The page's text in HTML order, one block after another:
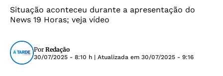
Situação aconteceu durante a apresentação do
News 19 Horas; veja vídeo
Por Redação
30/07/2025 - 8:10 h | Atualizada em 30/07/2025 - 9:16